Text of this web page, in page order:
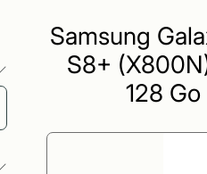
Samsung
S8+
128 Go